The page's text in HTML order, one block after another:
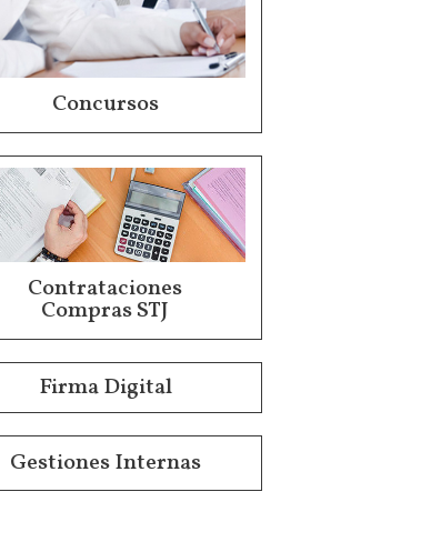
Concursos
Contrataciones
Compras STJ
Firma Digital
Gestiones Internas